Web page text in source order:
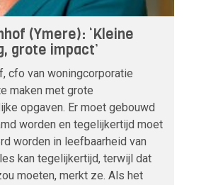
(Ymere): ‘Kleine
grote impact’
cfo van woningcorporatie
maken met grote
opgaven. Er moet gebouwd
worden en tegelijkertijd moet
worden in leefbaarheid van
kan tegelijkertijd, terwijl dat
moeten, merkt ze. Als het